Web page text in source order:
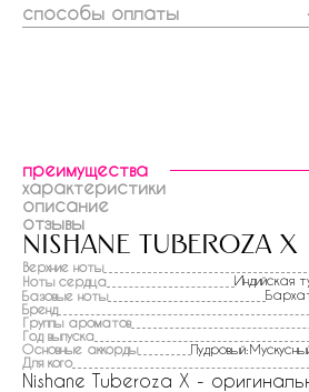
способы оплаты
преимущества
характеристики
описание
отзывы
nishane tuberoza x
Верхние ноты
Ноты сердца
Индийская
Базовые ноты
Бренд
Группы ароматов
Год выпуска
Основные аккорды
Для кого
Nishane Tuberoza X -